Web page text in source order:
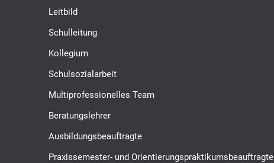
Leitbild
Schulleitung
Kollegium
Schulsozialarbeit
Multiprofessionelles Team
Beratungslehrer
Ausbildungsbeauftragte
Praxissemester- und Orientierungspraktikumsbeauftragte